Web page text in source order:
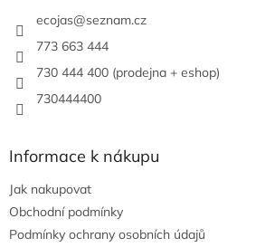
ecojas@seznam.cz
773 663 444
730 444 400 (prodejna + eshop)
730444400
Informace k nákupu
Jak nakupovat
Obchodní podmínky
Podmínky ochrany osobních údajů